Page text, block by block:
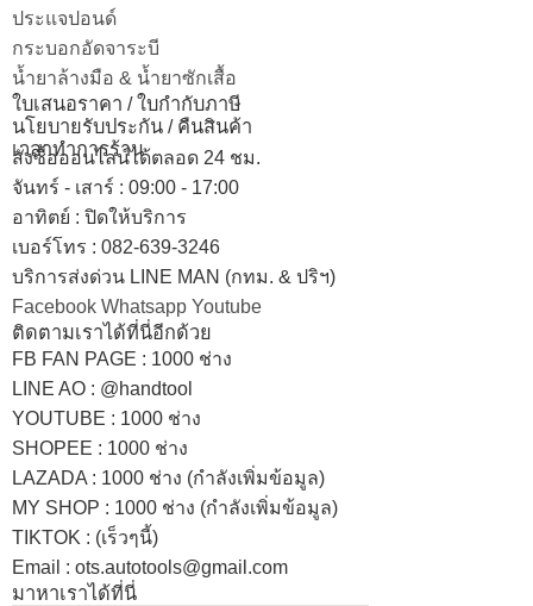
ประแจปอนด์
กระบอกอัดจาระบี
น้ำยาล้างมือ & น้ำยาซักเสื้อ
ใบเสนอราคา / ใบกำกับภาษี
นโยบายรับประกัน / คืนสินค้า
เวลาทำการร้าน
สั่งซื้อออนไลน์ได้ตลอด 24 ชม.
จันทร์ - เสาร์ : 09:00 - 17:00
อาทิตย์ : ปิดให้บริการ
เบอร์โทร : 082-639-3246
บริการส่งด่วน LINE MAN (กทม. & ปริฯ)
Facebook Whatsapp Youtube
ติดตามเราได้ที่นี่อีกด้วย
FB FAN PAGE : 1000 ช่าง
LINE AO : @handtool
YOUTUBE : 1000 ช่าง
SHOPEE : 1000 ช่าง
LAZADA : 1000 ช่าง (กำลังเพิ่มข้อมูล)
MY SHOP : 1000 ช่าง (กำลังเพิ่มข้อมูล)
TIKTOK : (เร็วๆนี้)
Email : ots.autotools@gmail.com
มาหาเราได้ที่นี่